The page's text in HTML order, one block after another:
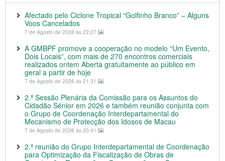
Afectado pelo Ciclone Tropical “Golfinho Branco” – Alguns
Voos Cancelados
7 de Agosto de 2026 às 22:27
A GMBPF promove a cooperação no modelo “Um Evento,
Dois Locais”, com mais de 270 encontros comerciais
realizados ontem Aberta gratuitamente ao público em
geral a partir de hoje
7 de Agosto de 2026 às 21:31
2.ª Sessão Plenária da Comissão para os Assuntos do
Cidadão Sénior em 2026 e também reunião conjunta com
o Grupo de Coordenação Interdepartamental do
Mecanismo de Protecção dos Idosos de Macau
7 de Agosto de 2026 às 20:41
2.ª reunião do Grupo Interdepartamental de Coordenação
para Optimização da Fiscalização de Obras de